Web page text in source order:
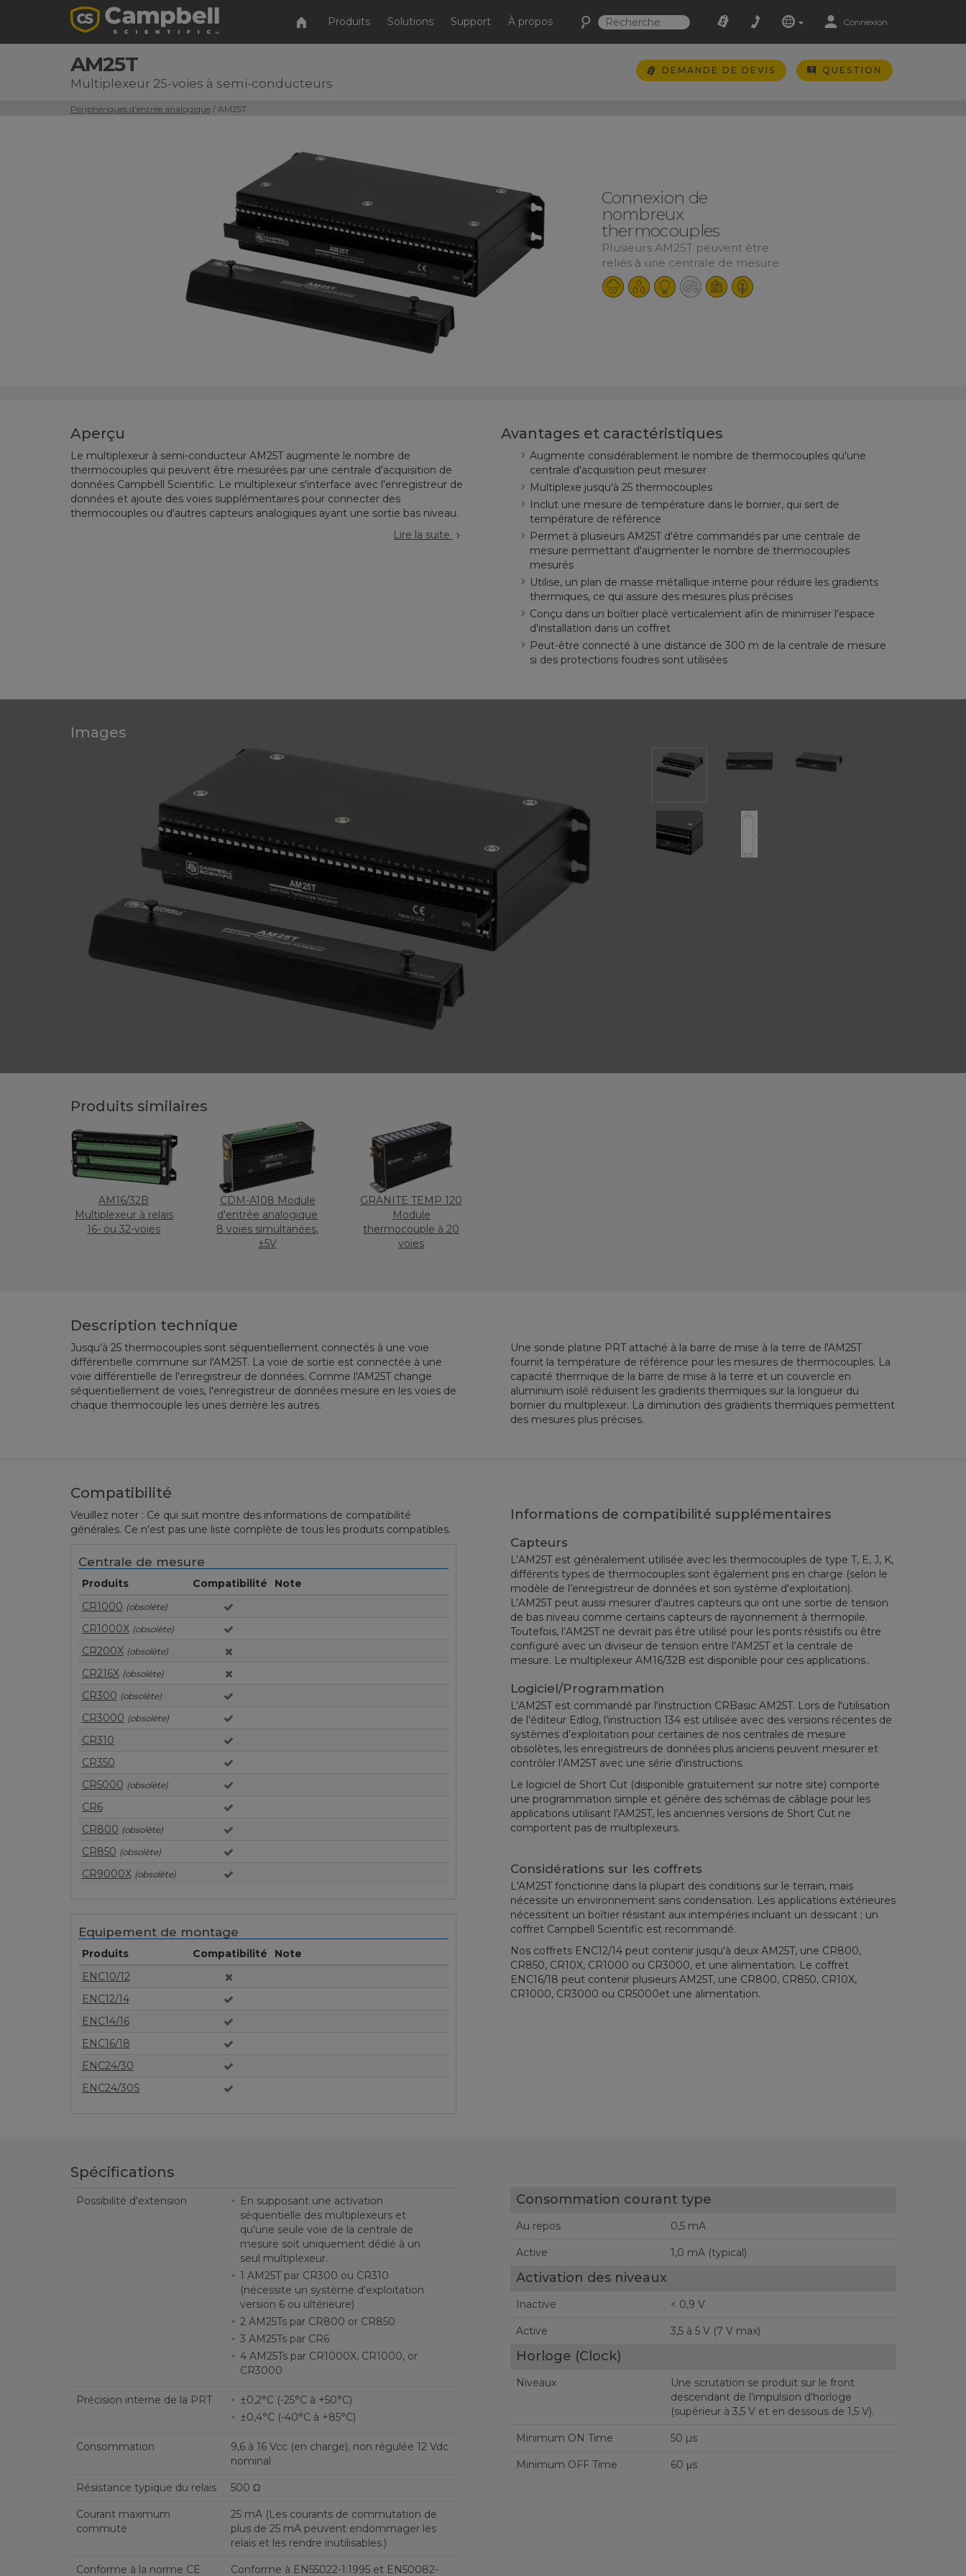
Produits Solutions Support À propos Connexion
AM25T
Multiplexeur 25-voies à semi-conducteurs
DEMANDE DE DEVIS QUESTION
Périphériques d'entrée analogique/ AM25T
Connexion de
nombreux
thermocouples
Plusieurs AM25T peuvent être
reliés à une centrale de mesure
Aperçu
Le multiplexeur à semi-conducteur AM25T augmente le nombre de
thermocouples qui peuvent être mesurées par une centrale d'acquisition de
données Campbell Scientific. Le multiplexeur s'interface avec l'enregistreur de
données et ajoute des voies supplémentaires pour connecter des
thermocouples ou d'autres capteurs analogiques ayant une sortie bas niveau.
Lire la suite
Avantages et caractéristiques
Augmente considérablement le nombre de thermocouples qu'une
centrale d'acquisition peut mesurer
Multiplexe jusqu'à 25 thermocouples
Inclut une mesure de température dans le bornier, qui sert de
température de référence
Permet à plusieurs AM25T d'être commandés par une centrale de
mesure permettant d'augmenter le nombre de thermocouples
mesurés
Utilise, un plan de masse métallique interne pour réduire les gradients
thermiques, ce qui assure des mesures plus précises
Conçu dans un boîtier placé verticalement afin de minimiser l'espace
d'installation dans un coffret
Peut-être connecté à une distance de 300 m de la centrale de mesure
si des protections foudres sont utilisées
Images
Produits similaires
AM16/32B
Multiplexeur à relais
16- ou 32-voies
CDM-A108 Module
d'entrée analogique
8 voies simultanées,
±5V
GRANITE TEMP 120
Module
thermocouple à 20
voies
Description technique
Jusqu'à 25 thermocouples sont séquentiellement connectés à une voie
différentielle commune sur l'AM25T. La voie de sortie est connectée à une
voie différentielle de l'enregistreur de données. Comme l'AM25T change
séquentiellement de voies, l'enregistreur de données mesure en les voies de
chaque thermocouple les unes derrière les autres.
Une sonde platine PRT attaché à la barre de mise à la terre de l'AM25T
fournit la température de référence pour les mesures de thermocouples. La
capacité thermique de la barre de mise à la terre et un couvercle en
aluminium isolé réduisent les gradients thermiques sur la longueur du
bornier du multiplexeur. La diminution des gradients thermiques permettent
des mesures plus précises.
Compatibilité
Veuillez noter : Ce qui suit montre des informations de compatibilité
générales. Ce n'est pas une liste complète de tous les produits compatibles.
Centrale de mesure
Produits Compatibilité
Note
CR1000 (obsolète)
CR1000X (obsolète)
CR200X (obsolète)
CR216X (obsolète)
CR300 (obsolète)
CR3000 (obsolète)
CR310
CR350
CR5000 (obsolète)
CR6
CR800 (obsolète)
CR850 (obsolète)
CR9000X (obsolète)
Equipement de montage
Produits Compatibilité
Note
ENC10/12
ENC12/14
ENC14/16
ENC16/18
ENC24/30
ENC24/30S
Informations de compatibilité supplémentaires
Capteurs
L’AM25T est généralement utilisée avec les thermocouples de type T, E, J, K,
différents types de thermocouples sont également pris en charge (selon le
modèle de l’enregistreur de données et son système d'exploitation).
L’AM25T peut aussi mesurer d'autres capteurs qui ont une sortie de tension
de bas niveau comme certains capteurs de rayonnement à thermopile.
Toutefois, l’AM25T ne devrait pas être utilisé pour les ponts résistifs ou être
configuré avec un diviseur de tension entre l’AM25T et la centrale de
mesure. Le multiplexeur AM16/32B est disponible pour ces applications..
Logiciel/Programmation
L’AM25T est commandé par l'instruction CRBasic AM25T. Lors de l'utilisation
de l’éditeur Edlog, l’instruction 134 est utilisée avec des versions récentes de
systèmes d’exploitation pour certaines de nos centrales de mesure
obsolètes, les enregistreurs de données plus anciens peuvent mesurer et
contrôler l’AM25T avec une série d'instructions.
Le logiciel de Short Cut (disponible gratuitement sur notre site) comporte
une programmation simple et génère des schémas de câblage pour les
applications utilisant l’AM25T, les anciennes versions de Short Cut ne
comportent pas de multiplexeurs.
Considérations sur les coffrets
L'AM25T fonctionne dans la plupart des conditions sur le terrain, mais
nécessite un environnement sans condensation. Les applications extérieures
nécessitent un boîtier résistant aux intempéries incluant un dessicant ; un
coffret Campbell Scientific est recommandé.
Nos coffrets ENC12/14 peut contenir jusqu'à deux AM25T, une CR800,
CR850, CR10X, CR1000 ou CR3000, et une alimentation. Le coffret
ENC16/18 peut contenir plusieurs AM25T, une CR800, CR850, CR10X,
CR1000, CR3000 ou CR5000et une alimentation.
Spécifications
Possibilité d'extension
En supposant une activation
séquentielle des multiplexeurs et
qu'une seule voie de la centrale de
mesure soit uniquement dédié à un
seul multiplexeur.
1 AM25T par CR300 ou CR310
(nécessite un système d'exploitation
version 6 ou ultérieure)
2 AM25Ts par CR800 or CR850
3 AM25Ts par CR6
4 AM25Ts par CR1000X, CR1000, or
CR3000
Précision interne de la PRT
±0,2°C (-25°C à +50°C)
±0,4°C (-40°C à +85°C)
Consommation
9,6 à 16 Vcc (en charge), non régulée 12 Vdc
nominal
Résistance typique du relais 500 Ω
Courant maximum
commuté
25 mA (Les courants de commutation de
plus de 25 mA peuvent endommager les
relais et les rendre inutilisables.)
Conforme à la norme CE Conforme à EN55022-1:1995 et EN50082-
Consommation courant type
Au repos 0,5 mA
Active 1,0 mA (typical)
Activation des niveaux
Inactive < 0,9 V
Active 3,5 à 5 V (7 V max)
Horloge (Clock)
Niveaux
Une scrutation se produit sur le front
descendant de l'impulsion d'horloge
(supérieur à 3,5 V et en dessous de 1,5 V).
Minimum ON Time 50 µs
Minimum OFF Time 60 μs